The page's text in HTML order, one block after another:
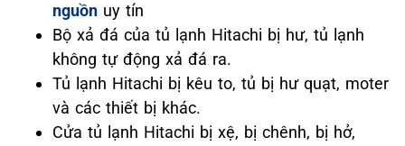
nguồn uy tín
Bộ xả đá của tủ lạnh Hitachi bị hư, tủ lạnh
không tự động xả đá ra.
Tủ lạnh Hitachi bị kêu to, tủ bị hư quạt, moter
và các thiết bị khác.
Cửa tủ lạnh Hitachi bị xệ, bị chênh, bị hở,